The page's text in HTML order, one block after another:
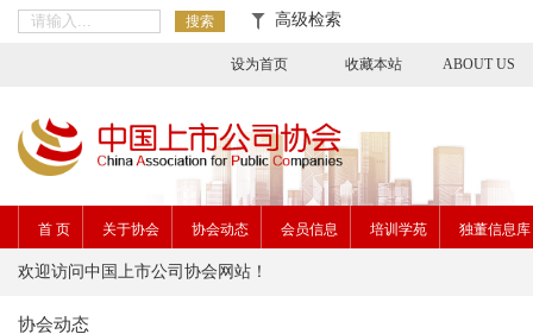
设为首页 收藏本站 ABOUT US
搜索 高级检索
首 页 关于协会 协会动态 会员信息 培训学苑 独董信息库
欢迎访问中国上市公司协会网站！
协会动态